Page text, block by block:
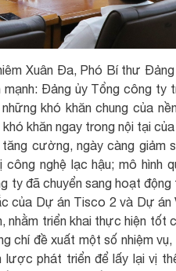
Xuân Đa, Phó Bí thư
Đảng ủy Tổng công ty
khó khăn chung của
khăn ngay trong nội tại
cường, ngày càng giảm
nghệ lạc hậu; mô hình
ty đã chuyển sang hoạt
của Dự án Tisco 2 và Dự
nhằm triển khai thực hiện tốt
chí đề xuất một số nhiệm
lược phát triển để lấy lại vị